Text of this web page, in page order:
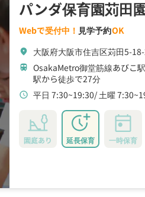
パンダ保育園苅田
Webで受付中！ 見学予約OK
location_on 大阪府大阪市住吉区苅田5-
train OsakaMetro御堂筋線あびこ
駅から徒歩で27分
schedule 平日 7:30~19:30 土曜
園庭あり 延長保育 一時保育